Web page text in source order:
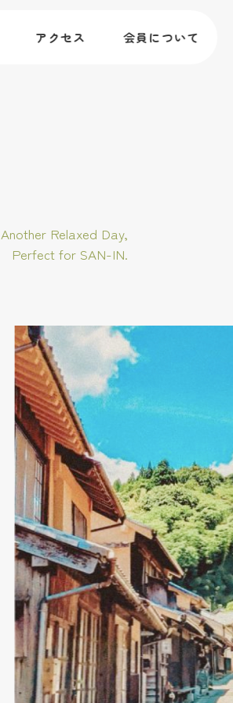
アクセス 会員について
Another Relaxed Day,
Perfect for SAN-IN.